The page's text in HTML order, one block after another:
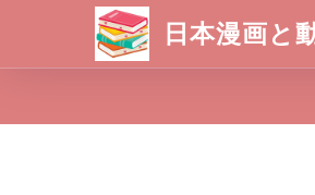
日本漫画と